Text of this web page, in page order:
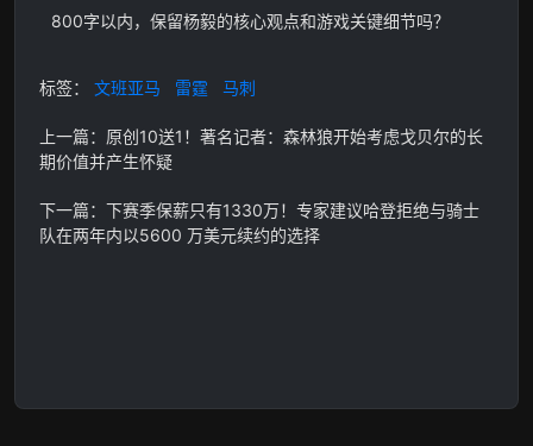
800字以内，保留杨毅的核心观点和游戏关键细节吗？
标签： 文班亚马 雷霆 马刺
上一篇：原创10送1！著名记者：森林狼开始考虑戈贝尔的长
期价值并产生怀疑
下一篇：下赛季保薪只有1330万！专家建议哈登拒绝与骑士
队在两年内以5600 万美元续约的选择